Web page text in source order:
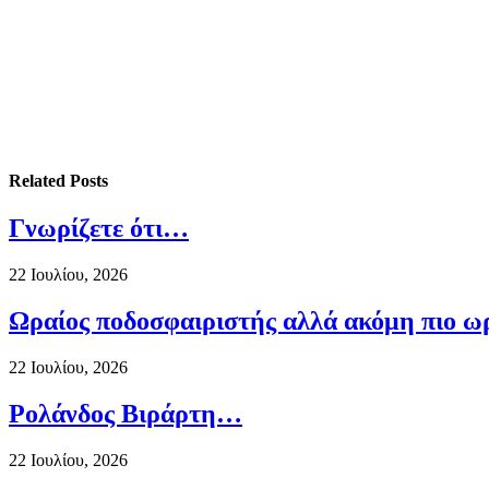
Related Posts
Γνωρίζετε ότι…
22 Ιουλίου, 2026
Ωραίος ποδοσφαιριστής αλλά ακόμη πιο
22 Ιουλίου, 2026
Ρολάνδος Βιράρτη…
22 Ιουλίου, 2026